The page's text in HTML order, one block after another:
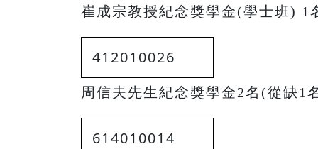
崔成宗教授紀念獎學金(學士班) 1
412010026
周信夫先生紀念獎學金2名(從缺1
614010014